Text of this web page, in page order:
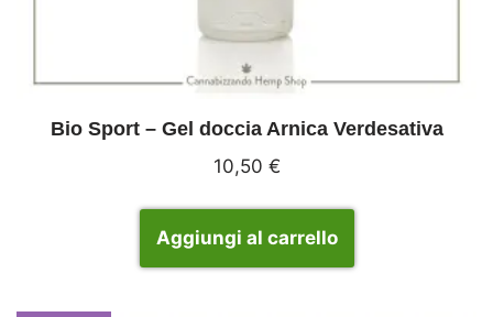
Bio Sport – Gel doccia Arnica Verdesativa
10,50 €
Aggiungi al carrello